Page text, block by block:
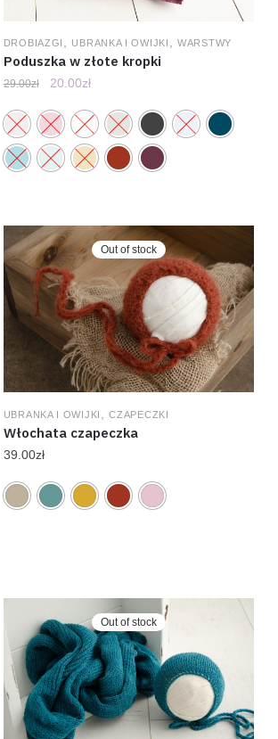
DROBIAZGI , UBRANKA I OWIJKI ,WARSTWY
Poduszka w złote kropki
29.00zł 20.00zł
Out of stock
UBRANKA I OWIJKI ,CZAPECZKI
Włochata czapeczka
39.00zł
Out of stock